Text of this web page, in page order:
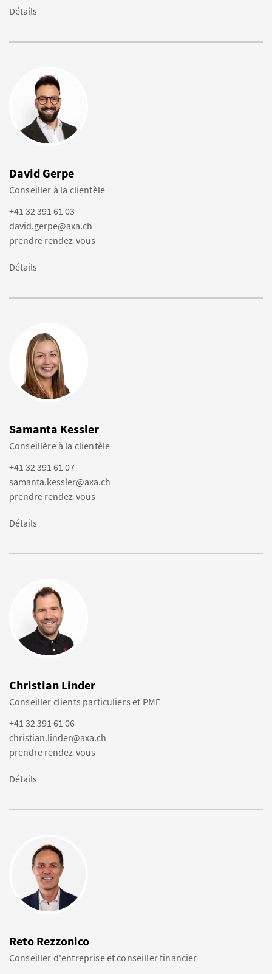
Détails
David Gerpe
Conseiller à la clientèle
+41 32 391 61 03
david.gerpe@axa.ch
prendre rendez-vous
Détails
Samanta Kessler
Conseillère à la clientèle
+41 32 391 61 07
samanta.kessler@axa.ch
prendre rendez-vous
Détails
Christian Linder
Conseiller clients particuliers et PME
+41 32 391 61 06
christian.linder@axa.ch
prendre rendez-vous
Détails
Reto Rezzonico
Conseiller d'entreprise et conseiller financier